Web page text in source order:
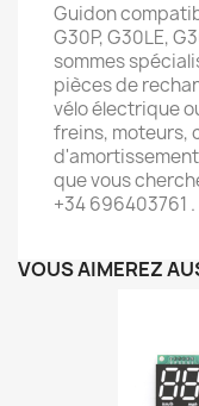
Guidon
G30P, G30LE,
sommes
pièces de
vélo électrique
freins, moteurs,
que vous
+34 696403761 .
VOUS AIMEREZ